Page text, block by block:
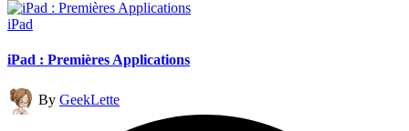
Posted
iPad
iPad : Premières Applications
Posted
by
By GeekLette